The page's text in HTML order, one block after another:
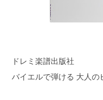
ドレミ楽譜出版社
バイエルで弾ける 大人の